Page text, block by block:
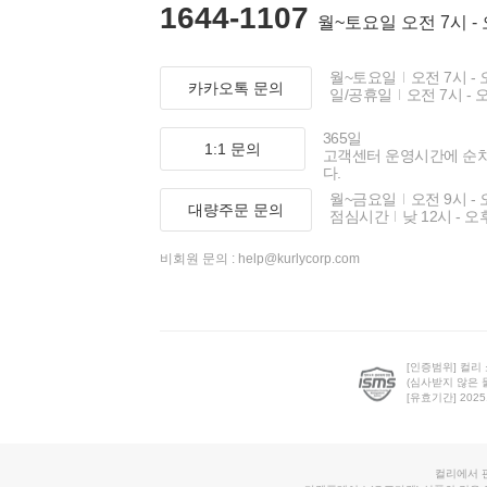
1644-1107 월~토요일 오전 7시 -
카카오톡 문의
월~토요일
오전 7시 -
일/공휴일
오전 7시 -
1:1 문의
365일
고객센터 운영시간에 순
다.
대량주문 문의
월~금요일
오전 9시 -
점심시간
낮 12시 - 오
비회원 문의 : help@kurlycorp.com
[인증범위] 컬리
(심사받지 않은
[유효기간]
컬리에서